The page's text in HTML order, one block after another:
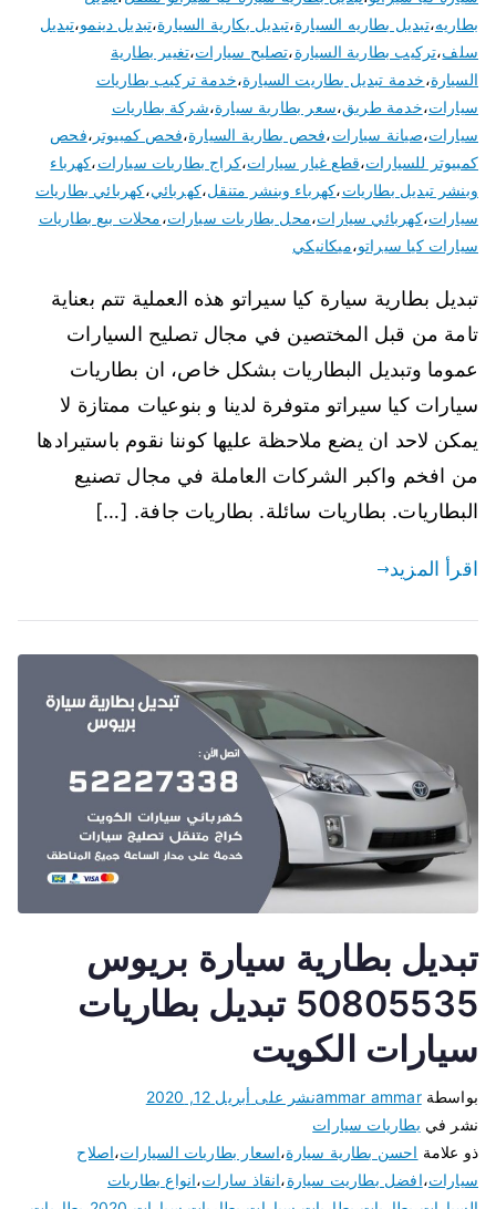
بطاريه،تبديل بطاريه السيارة،تبديل بكارية السيارة،تبديل دينمو،تبديل
سلف،تركيب بطارية السيارة،تصليح سيارات،تغيير بطارية
السيارة،خدمة تبديل بطاريت السيارة،خدمة تركيب بطاريات
سيارات،خدمة طريق،سعر بطارية سيارة،شركة بطاريات
سيارات،صيانة سيارات،فحص بطارية السيارة،فحص كمبيوتر ،فحص
كمبيوتر للسيارات،قطع غيار سيارات،كراج بطاريات سيارات،كهرباء
وبنشر تبديل بطاريات،كهرباء وبنشر متنقل،كهربائي،كهربائي بطاريات
سيارات،كهربائي سيارات،محل بطاريات سيارات،محلات بيع بطاريات
سيارات كيا سيراتو،ميكانيكي
تبديل بطارية سيارة كيا سيراتو هذه العملية تتم بعناية
تامة من قبل المختصين في مجال تصليح السيارات
عموما وتبديل البطاريات بشكل خاص، ان بطاريات
سيارات كيا سيراتو متوفرة لدينا و بنوعيات ممتازة لا
يمكن لاحد ان يضع ملاحظة عليها كوننا نقوم باستيرادها
من افخم واكبر الشركات العاملة في مجال تصنيع
البطاريات. بطاريات سائلة. بطاريات جافة. […]
اقرأ المزيد
تبديل بطارية سيارة بريوس
50805535 تبديل بطاريات
سيارات الكويت
بواسطةammar ammarنشر على أبريل 12, 2020
نشر في بطاريات سيارات
ذو علامة احسن بطارية سيارة،اسعار بطاريات السيارات،اصلاح
سيارات،افضل بطاريت سيارة،انقاذ سارات،انواع بطاريات